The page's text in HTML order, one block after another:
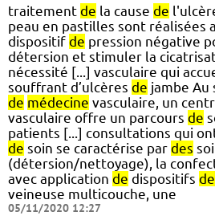
traitement de la cause de
peau en pastilles sont réalisées
dispositif de pression négative
détersion et stimuler la
nécessité [...] vasculaire qui
souffrant d’ulcères de jambe
de médecine vasculaire, un
vasculaire offre un parcours de
patients [...] consultations qui
de soin se caractérise par des
(détersion/nettoyage), la
avec application de dispositifs de
veineuse multicouche, une
05/11/2020 12:27